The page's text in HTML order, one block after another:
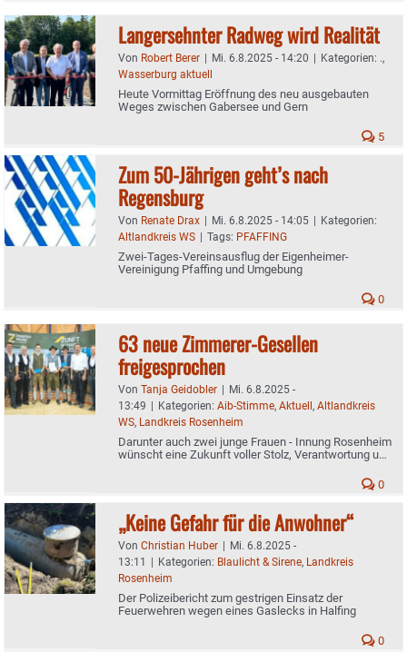
Langersehnter Radweg wird Realität
Von Robert Berer | Mi. 6.8.2025 - 14:20 | Kategorien: .,
Wasserburg aktuell
Heute Vormittag Eröffnung des neu ausgebauten
Weges zwischen Gabersee und Gern
5
Zum 50-Jährigen geht’s nach
Regensburg
Von Renate Drax | Mi. 6.8.2025 - 14:05 | Kategorien:
Altlandkreis WS | Tags: PFAFFING
Zwei-Tages-Vereinsausflug der Eigenheimer-
Vereinigung Pfaffing und Umgebung
0
63 neue Zimmerer-Gesellen
freigesprochen
Von Tanja Geidobler | Mi. 6.8.2025 -
13:49 | Kategorien: Aib-Stimme, Aktuell, Altlandkreis
WS, Landkreis Rosenheim
Darunter auch zwei junge Frauen - Innung Rosenheim
wünscht eine Zukunft voller Stolz, Verantwortung und
0
„Keine Gefahr für die Anwohner“
Von Christian Huber | Mi. 6.8.2025 -
13:11 | Kategorien: Blaulicht & Sirene, Landkreis
Rosenheim
Der Polizeibericht zum gestrigen Einsatz der
Feuerwehren wegen eines Gaslecks in Halfing
0